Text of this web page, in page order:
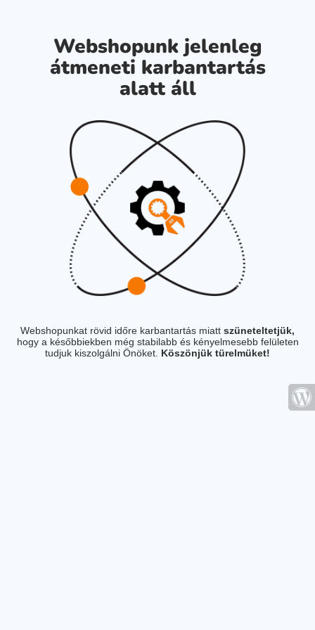
Webshopunk jelenleg
átmeneti karbantartás
alatt áll
Webshopunkat rövid időre karbantartás miatt szüneteltetjük,
hogy a későbbiekben még stabilabb és kényelmesebb felületen
tudjuk kiszolgálni Önöket. Köszönjük türelmüket!